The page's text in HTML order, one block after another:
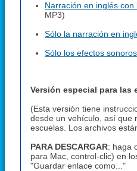
Narración en inglés
MP3)
Sólo la narración en
Sólo los efectos sonoros
Versión especial para las
(Esta versión tiene
desde un vehículo, así que
escuelas. Los archivos
PARA DESCARGAR: haga
para Mac, control-clic) en
"Guardar enlace como..."